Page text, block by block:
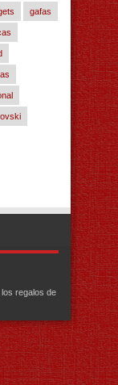
gafas
regalos de